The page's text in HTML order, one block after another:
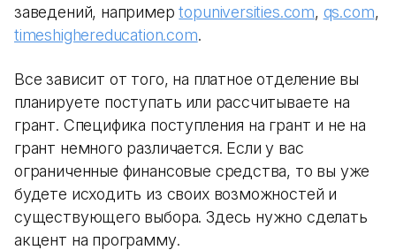
заведений, напримерtopuniversities.com, qs.com,
timeshighereducation.com.
Все зависит от того, на платное отделение вы
планируете поступать или рассчитываете на
грант. Специфика поступления на грант и не на
грант немного различается. Если у вас
ограниченные финансовые средства, то вы уже
будете исходить из своих возможностей и
существующего выбора. Здесь нужно сделать
акцент на программу.